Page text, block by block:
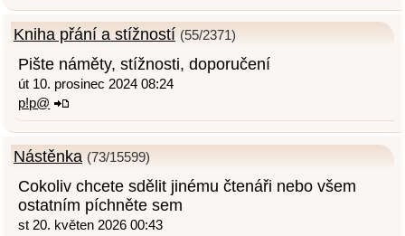
Kniha přání a stížností (55/2371)
Pište náměty, stížnosti, doporučení
út 10. prosinec 2024 08:24
p!p@
Nástěnka (73/15599)
Cokoliv chcete sdělit jinému čtenáři nebo všem
ostatním píchněte sem
st 20. květen 2026 00:43